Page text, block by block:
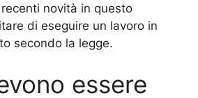
novità in questo
di eseguire un lavoro in
secondo la legge.
essere